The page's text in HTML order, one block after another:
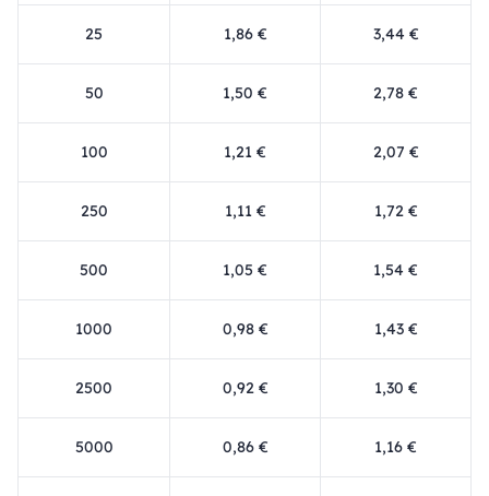
25 1,86 € 3,44 €
50 1,50 € 2,78 €
100 1,21 € 2,07 €
250 1,11 € 1,72 €
500 1,05 € 1,54 €
1000 0,98 € 1,43 €
2500 0,92 € 1,30 €
5000 0,86 € 1,16 €